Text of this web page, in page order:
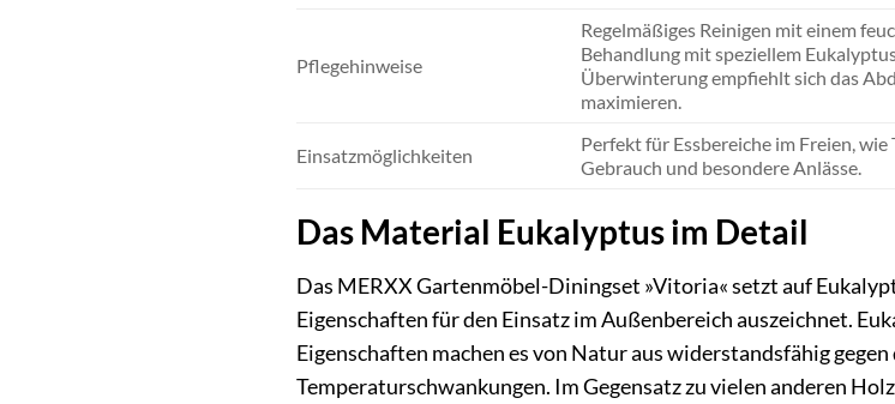
Pflegehinweise
Regelmäßiges Reinigen mit einem
Behandlung mit speziellem
Überwinterung empfiehlt sich das
maximieren.
Einsatzmöglichkeiten
Perfekt für Essbereiche im Freien,
Gebrauch und besondere Anlässe.
Das Material Eukalyptus im Detail
Das MERXX Gartenmöbel-Diningset »Vitoria« setzt auf
Eigenschaften für den Einsatz im Außenbereich auszeichnet.
Eigenschaften machen es von Natur aus widerstandsfähig
Temperaturschwankungen. Im Gegensatz zu vielen anderen